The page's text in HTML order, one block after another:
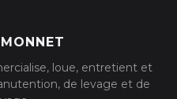
loue, entretient et
de levage et de